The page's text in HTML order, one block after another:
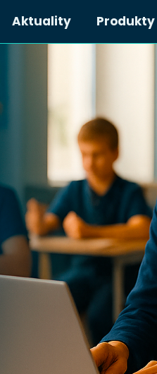
Aktuality Produkty